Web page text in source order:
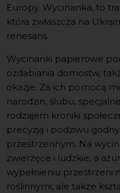
Europy. Wycinanka, to
która zwłaszcza na
renesans.
Wycinanki papierowe
ozdabiania domostw,
okazje. Za ich pomocą
narodzin, ślubu,
rodzajem kroniki
precyzją i podziwu
przestrzennym. Na
zwierzęce i ludzkie, a
wypełnieniu przestrzeni
roślinnymi, ale także